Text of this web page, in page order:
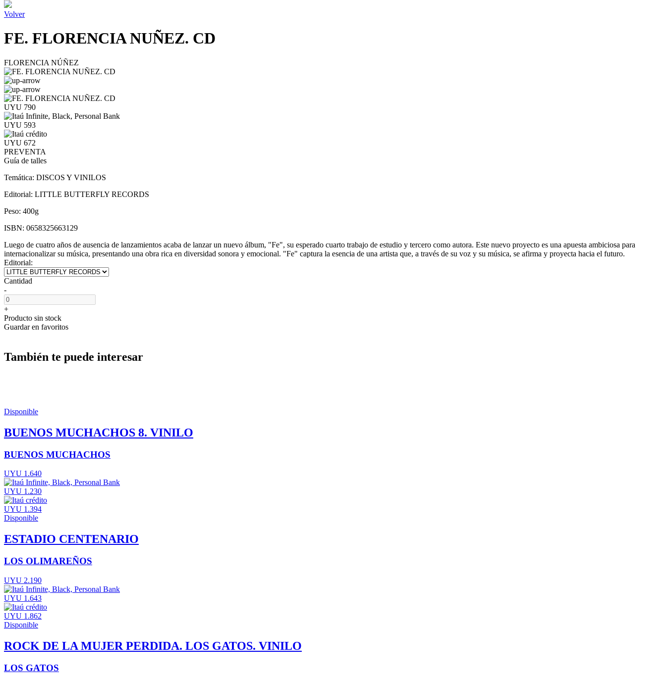
Volver
FE. FLORENCIA NUÑEZ. CD
FLORENCIA NÚÑEZ
UYU 790
UYU 593
UYU 672
PREVENTA
Guía de talles
Temática: DISCOS Y VINILOS
Editorial: LITTLE BUTTERFLY RECORDS
Peso: 400g
ISBN: 0658325663129
Luego de cuatro años de ausencia de lanzamientos acaba de lanzar un nuevo álbum, "Fe", su esperado cuarto trabajo de estudio y tercero como autora. Este nuevo proyecto es una apuesta ambiciosa para
internacionalizar su música, presentando una obra rica en diversidad sonora y emocional. "Fe" captura la esencia de una artista que, a través de su voz y su música, se afirma y proyecta hacia el futuro.
Editorial:
Cantidad
-
+
Producto sin stock
Guardar en favoritos
También te puede interesar
Disponible
BUENOS MUCHACHOS 8. VINILO
BUENOS MUCHACHOS
UYU 1.640
UYU 1.230
UYU 1.394
Disponible
ESTADIO CENTENARIO
LOS OLIMAREÑOS
UYU 2.190
UYU 1.643
UYU 1.862
Disponible
ROCK DE LA MUJER PERDIDA. LOS GATOS. VINILO
LOS GATOS